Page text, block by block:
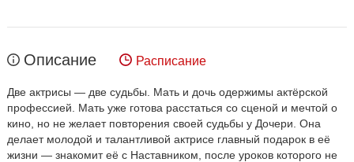
Описание Расписание
Две актрисы — две судьбы. Мать и дочь одержимы актёрской
профессией. Мать уже готова расстаться со сценой и мечтой о
кино, но не желает повторения своей судьбы у Дочери. Она
делает молодой и талантливой актрисе главный подарок в её
жизни — знакомит её с Наставником, после уроков которого не